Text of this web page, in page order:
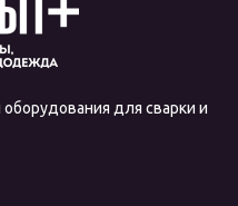
для сварки и